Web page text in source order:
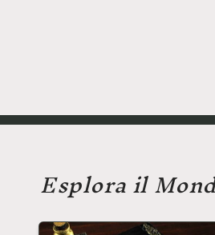
Esplora il